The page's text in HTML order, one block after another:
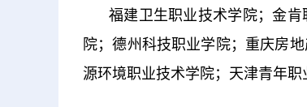
福建卫生职业技术学院；金
院；德州科技职业学院；重庆房
源环境职业技术学院；天津青年职